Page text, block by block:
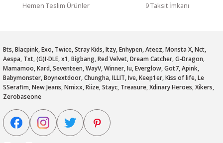
Hemen Teslim Ürünler 9 Taksit İmkanı
Bts, Blacpink, Exo, Twice, Stray Kids, Itzy, Enhypen, Ateez, Monsta X, Nct,
Aespa, Txt, (G)I-DLE, x1, Bigbang, Red Velvet, Dream Catcher, G-Dragon,
Mamamoo, Kard, Seventeen, WayV, Winner, Iu, Everglow, Got7, Apink,
Babymonster, Boynextdoor, Chungha, ILLIT, Ive, Keep1er, Kiss of life, Le
SSerafim, New Jeans, Nmixx, Riize, Stayc, Treasure, Xdinary Heroes, Xikers,
Zerobaseone